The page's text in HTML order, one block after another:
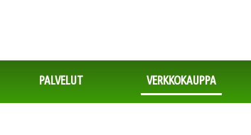
PALVELUT VERKKOKAUPPA